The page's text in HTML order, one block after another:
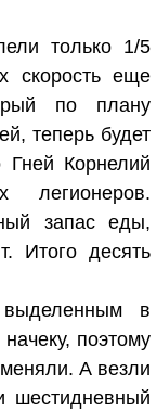
только 1/5
скорость еще
по плану
теперь будет
Гней Корнелий
легионеров.
запас еды,
Итого десять
в
поэтому
А везли
шестидневный